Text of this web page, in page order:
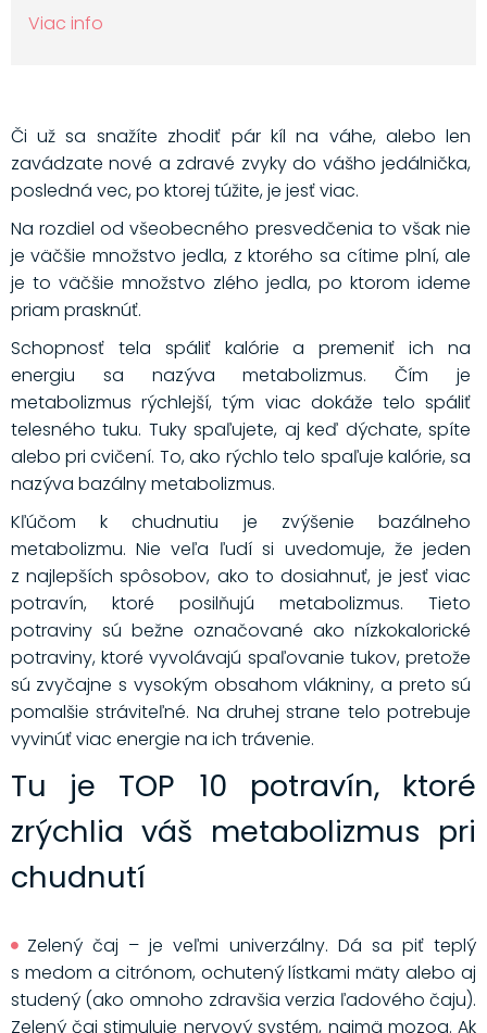
Viac info
Či už sa snažíte zhodiť pár kíl na váhe, alebo len
zavádzate nové a zdravé zvyky do vášho jedálnička,
posledná vec, po ktorej túžite, je jesť viac.
Na rozdiel od všeobecného presvedčenia to však nie
je väčšie množstvo jedla, z ktorého sa cítime plní, ale
je to väčšie množstvo zlého jedla, po ktorom ideme
priam prasknúť.
Schopnosť tela spáliť kalórie a premeniť ich na
energiu sa nazýva metabolizmus. Čím je
metabolizmus rýchlejší, tým viac dokáže telo spáliť
telesného tuku. Tuky spaľujete, aj keď dýchate, spíte
alebo pri cvičení. To, ako rýchlo telo spaľuje kalórie, sa
nazýva bazálny metabolizmus.
Kľúčom k chudnutiu je zvýšenie bazálneho
metabolizmu. Nie veľa ľudí si uvedomuje, že jeden
z najlepších spôsobov, ako to dosiahnuť, je jesť viac
potravín, ktoré posilňujú metabolizmus. Tieto
potraviny sú bežne označované ako nízkokalorické
potraviny, ktoré vyvolávajú spaľovanie tukov, pretože
sú zvyčajne s vysokým obsahom vlákniny, a preto sú
pomalšie stráviteľné. Na druhej strane telo potrebuje
vyvinúť viac energie na ich trávenie.
Tu je TOP 10 potravín, ktoré
zrýchlia váš metabolizmus pri
chudnutí
Zelený čaj – je veľmi univerzálny. Dá sa piť teplý
s medom a citrónom, ochutený lístkami mäty alebo aj
studený (ako omnoho zdravšia verzia ľadového čaju).
Zelený čaj stimuluje nervový systém, najmä mozog. Ak